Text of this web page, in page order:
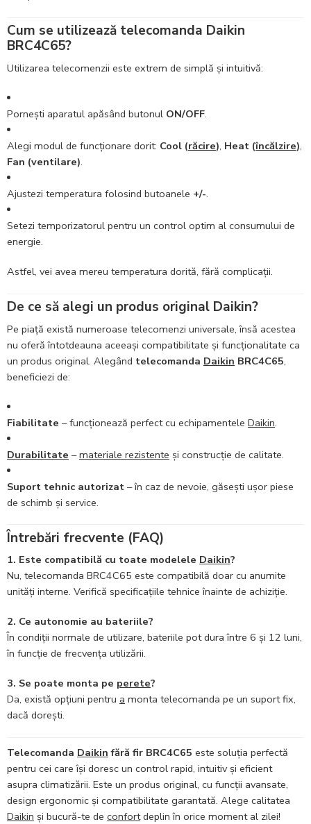
Cum se utilizează telecomanda Daikin
BRC4C65?
Utilizarea telecomenzii este extrem de simplă și intuitivă:
Pornești aparatul apăsând butonul ON/OFF.
Alegi modul de funcționare dorit: Cool (răcire), Heat (încălzire),
Fan (ventilare).
Ajustezi temperatura folosind butoanele +/-.
Setezi temporizatorul pentru un control optim al consumului de
energie.
Astfel, vei avea mereu temperatura dorită, fără complicații.
De ce să alegi un produs original Daikin?
Pe piață există numeroase telecomenzi universale, însă acestea
nu oferă întotdeauna aceeași compatibilitate și funcționalitate ca
un produs original. Alegând telecomanda Daikin BRC4C65,
beneficiezi de:
Fiabilitate – funcționează perfect cu echipamentele Daikin.
Durabilitate –materiale rezistente și construcție de calitate.
Suport tehnic autorizat – în caz de nevoie, găsești ușor piese
de schimb și service.
Întrebări frecvente (FAQ)
1. Este compatibilă cu toate modelele Daikin?
Nu, telecomanda BRC4C65 este compatibilă doar cu anumite
unități interne. Verifică specificațiile tehnice înainte de achiziție.
2. Ce autonomie au bateriile?
În condiții normale de utilizare, bateriile pot dura între 6 și 12 luni,
în funcție de frecvența utilizării.
3. Se poate monta pe perete?
Da, există opțiuni pentru a monta telecomanda pe un suport fix,
dacă dorești.
Telecomanda Daikin fără fir BRC4C65 este soluția perfectă
pentru cei care își doresc un control rapid, intuitiv și eficient
asupra climatizării. Este un produs original, cu funcții avansate,
design ergonomic și compatibilitate garantată. Alege calitatea
Daikin și bucură-te de confortdeplin în orice moment al zilei!